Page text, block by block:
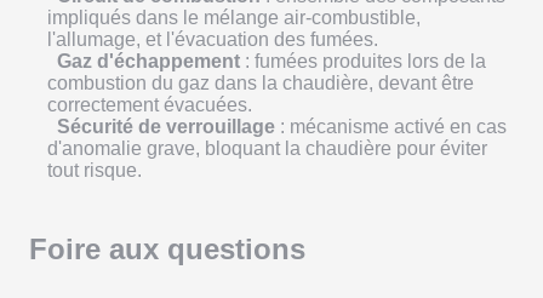
impliqués dans le mélange air-combustible,
l'allumage, et l'évacuation des fumées.
Gaz d'échappement : fumées produites lors de la
combustion du gaz dans la chaudière, devant être
correctement évacuées.
Sécurité de verrouillage : mécanisme activé en cas
d'anomalie grave, bloquant la chaudière pour éviter
tout risque.
Foire aux questions